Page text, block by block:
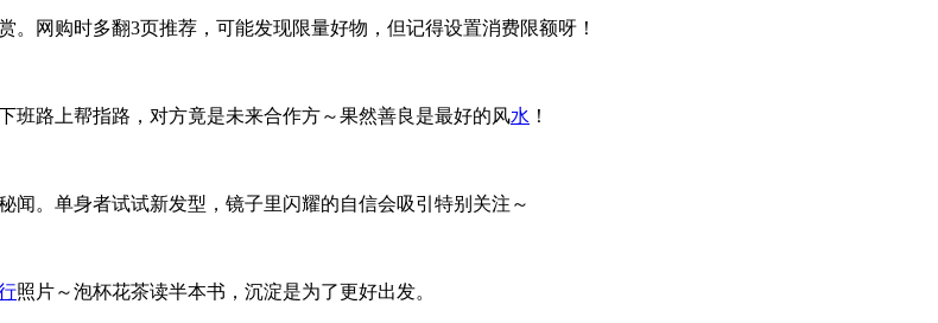
网购时多翻3页推荐，可能发现限量好物，但记得设置消费限额呀！
班路上帮指路，对方竟是未来合作方～果然善良是最好的风水 ！
闻。单身者试试新发型，镜子里闪耀的自信会吸引特别关注～
照片～泡杯花茶读半本书，沉淀是为了更好出发。